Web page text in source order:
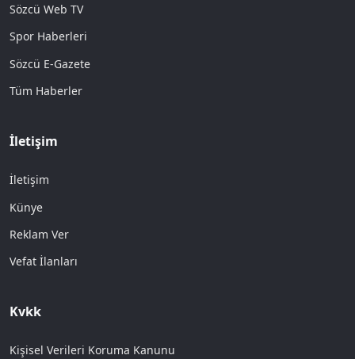
Sözcü Web TV
Spor Haberleri
Sözcü E-Gazete
Tüm Haberler
İletişim
İletişim
Künye
Reklam Ver
Vefat İlanları
Kvkk
Kişisel Verileri Koruma Kanunu